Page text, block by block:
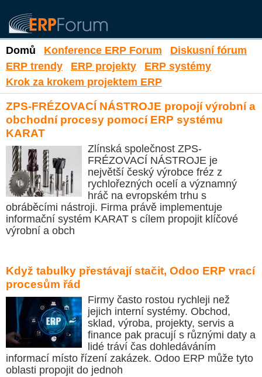
Domů Konference ERP Forum
Diskusní fórum
ERP trendy
ERP projekty
ERP systémy
Krok za krokem projektem ERP
ZPS-FRÉZOVACÍ NÁSTROJE propojí výrobní a
obchodní procesy pomocí ERP systému
KARAT
Zlínská společnost ZPS-
FRÉZOVACÍ NÁSTROJE je
největší český výrobce fréz z
rychlořezných ocelí a významný
hráč na evropském trhu s
obráběcími nástroji. Firma právě implementuje
informační systém KARAT s cílem propojit klíčové
výrobní a obch
Když tabulky přestávají stačit, Odoo ERP vrací
procesům řád
Firmy často rostou rychleji než
jejich interní systémy. Obchod,
sklad, výroba, projekty, servis a
finance pak pracují s různými daty a
lidé tráví čas dohledáváním
informací místo řízení zakázek. Odoo ERP může tyto
oblasti propojit do jednoh